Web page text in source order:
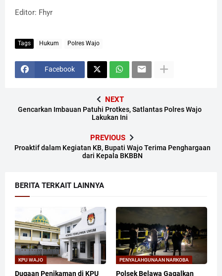
Editor: Fhyr
Tags Hukum Polres Wajo
Facebook
NEXT
Gencarkan Imbauan Patuhi Protkes, Satlantas Polres Wajo
Lakukan Ini
PREVIOUS
Proaktif dalam Kegiatan KB, Bupati Wajo Terima Penghargaan
dari Kepala BKBBN
BERITA TERKAIT LAINNYA
KPU WAJO
Dugaan Penikaman di KPU
PENYALAHGUNAAN NARKOBA
Polsek Belawa Gagalkan